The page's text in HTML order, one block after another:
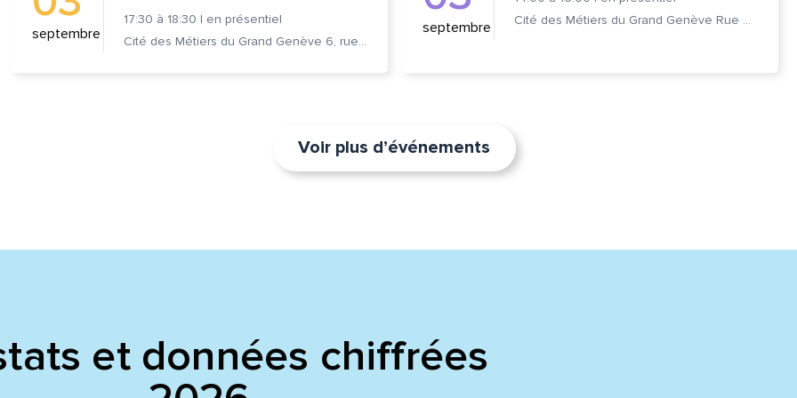
septembre
17:30 à 18:30 | en présentiel
Cité des Métiers du Grand Genève 6, rue Prévost-Martin 1205 Genève
septembre
Cité des Métiers du Grand Genève Rue Prévost-Martin 6 1205 Genève
Voir plus d’événements
et données chiffrées